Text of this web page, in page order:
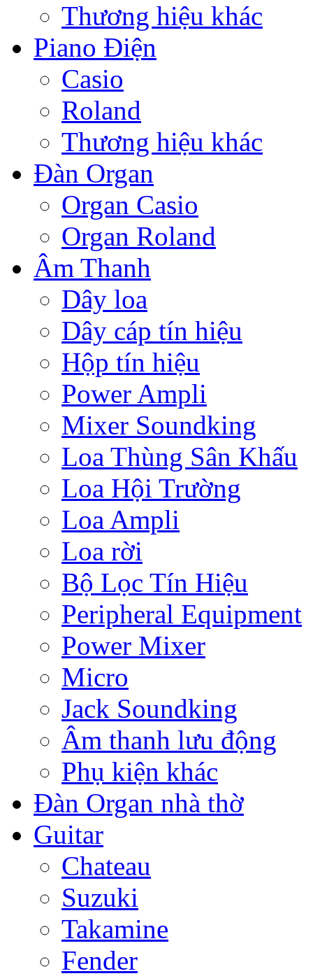
Thương hiệu khác
Piano Điện
Casio
Roland
Thương hiệu khác
Đàn Organ
Organ Casio
Organ Roland
Âm Thanh
Dây loa
Dây cáp tín hiệu
Hộp tín hiệu
Power Ampli
Mixer Soundking
Loa Thùng Sân Khấu
Loa Hội Trường
Loa Ampli
Loa rời
Bộ Lọc Tín Hiệu
Peripheral Equipment
Power Mixer
Micro
Jack Soundking
Âm thanh lưu động
Phụ kiện khác
Đàn Organ nhà thờ
Guitar
Chateau
Suzuki
Takamine
Fender